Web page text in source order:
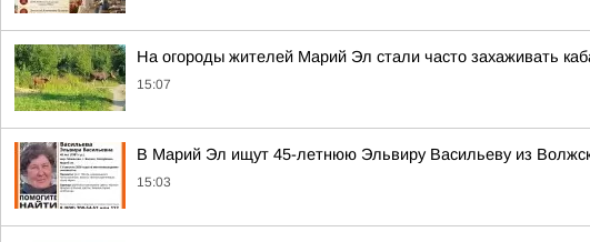
На огороды жителей Марий Эл стали часто захаживать
15:07
В Марий Эл ищут 45-летнюю Эльвиру Васильеву из
15:03